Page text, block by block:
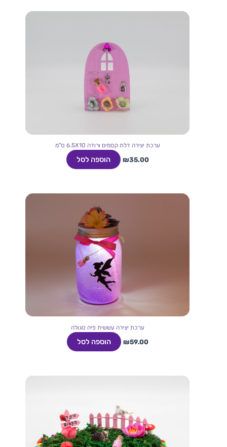
ערכת יצירה דלת קסמים ורודה 6.5X10 ס"מ
₪35.00 הוספה לסל
ערכת יצירה עששית פיה סגולה
₪59.00 הוספה לסל